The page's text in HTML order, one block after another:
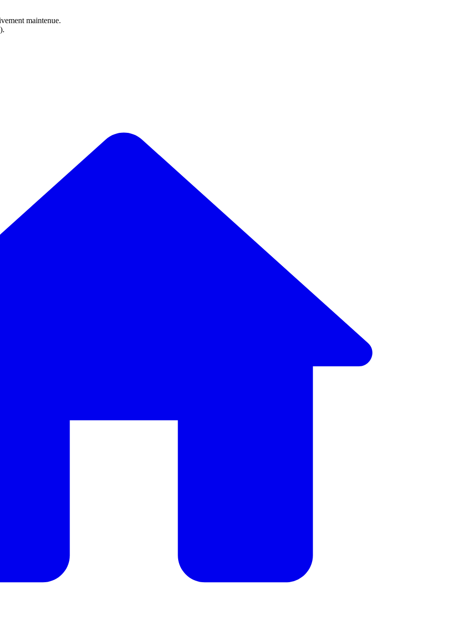
maintenue.
).